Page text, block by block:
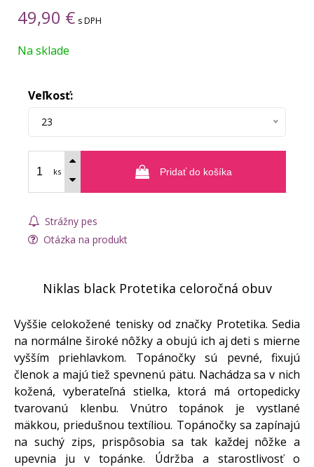
49,90 € s DPH
Na sklade
Veľkosť:
23
ks Pridať do košíka
Strážny pes
Otázka na produkt
Niklas black Protetika celoročná obuv
Vyššie celokožené tenisky od značky Protetika. Sedia
na normálne široké nôžky a obujú ich aj deti s mierne
vyšším priehlavkom. Topánočky sú pevné, fixujú
členok a majú tiež spevnenú pätu. Nachádza sa v nich
kožená, vyberateľná stielka, ktorá má ortopedicky
tvarovanú klenbu. Vnútro topánok je vystlané
mäkkou, priedušnou textíliou. Topánočky sa zapínajú
na suchý zips, prispôsobia sa tak každej nôžke a
upevnia ju v topánke. Údržba a starostlivosť o